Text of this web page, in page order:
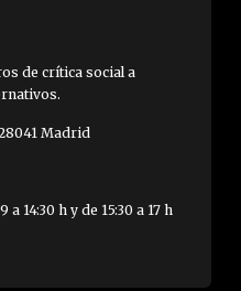
de crítica social a
Madrid
14:30 h y de 15:30 a 17 h